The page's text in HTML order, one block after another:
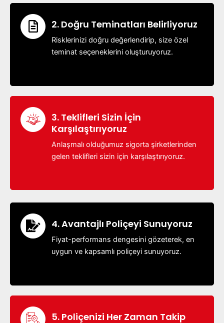
2. Doğru Teminatları Belirliyoruz
Risklerinizi doğru değerlendirip, size özel
teminat seçeneklerini oluşturuyoruz.
3. Teklifleri Sizin İçin
Karşılaştırıyoruz
Anlaşmalı olduğumuz sigorta şirketlerinden
gelen teklifleri sizin için karşılaştırıyoruz.
4. Avantajlı Poliçeyi Sunuyoruz
Fiyat-performans dengesini gözeterek, en
uygun ve kapsamlı poliçeyi sunuyoruz.
5. Poliçenizi Her Zaman Takip